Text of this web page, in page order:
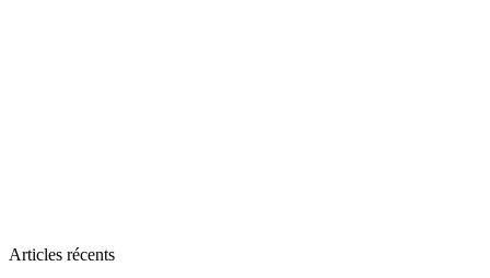
Articles récents